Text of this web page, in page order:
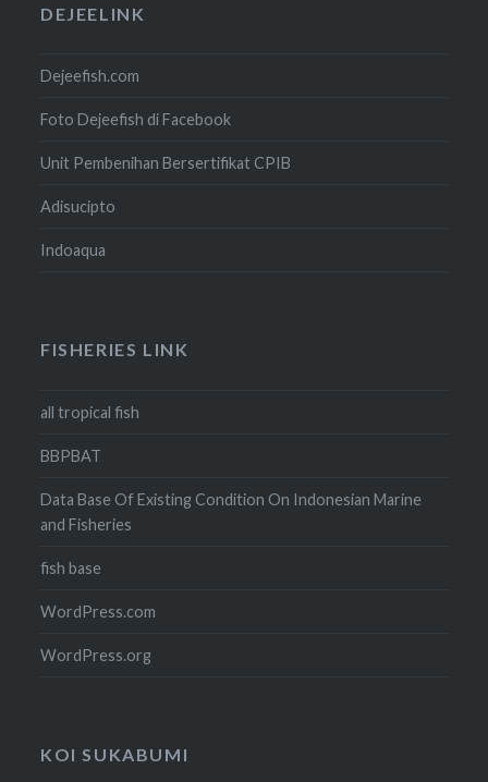
DEJEELINK
Dejeefish.com
Foto Dejeefish di Facebook
Unit Pembenihan Bersertifikat CPIB
Adisucipto
Indoaqua
FISHERIES LINK
all tropical fish
BBPBAT
Data Base Of Existing Condition On Indonesian Marine
and Fisheries
fish base
WordPress.com
WordPress.org
KOI SUKABUMI